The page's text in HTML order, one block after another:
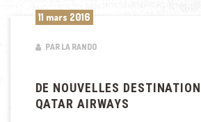
11 mars 2016
PAR LA RANDO
DE NOUVELLES
QATAR AIRWAYS